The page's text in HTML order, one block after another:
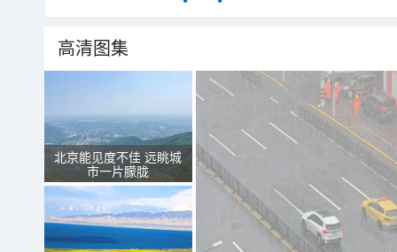
高清图集
北京能见度不佳 远眺城
市一片朦胧